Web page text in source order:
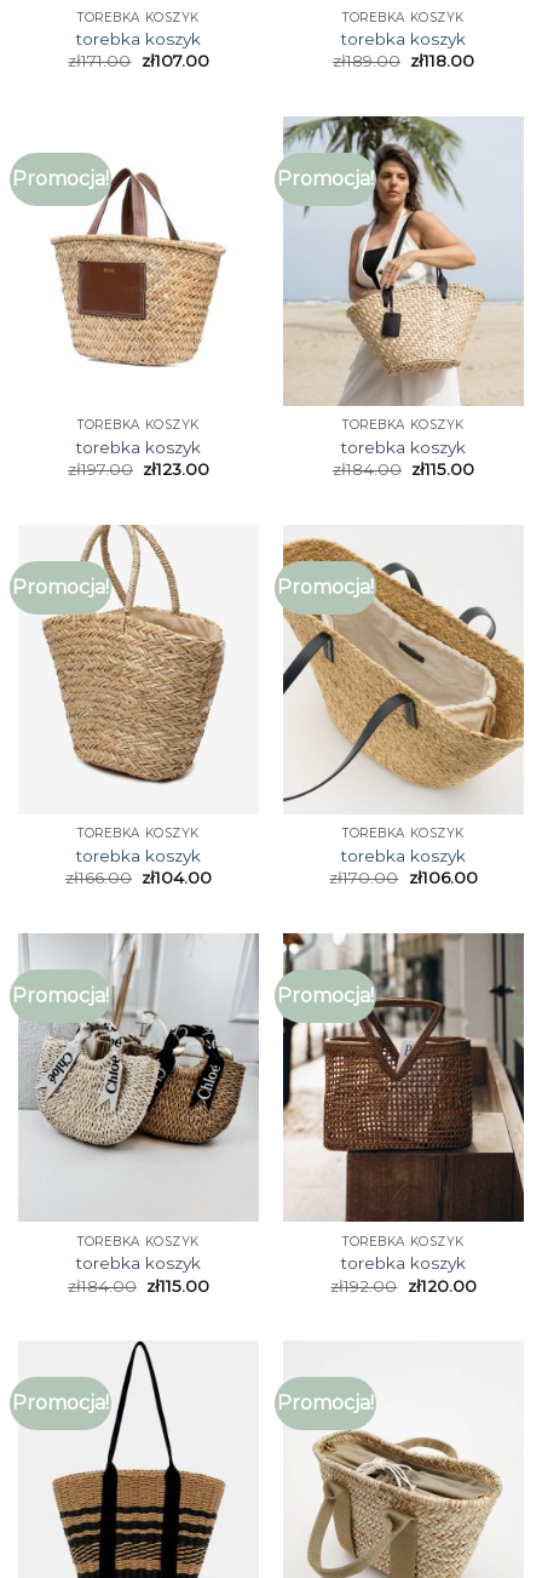
TOREBKA KOSZYK
torebka koszyk
zł171.00 zł107.00
TOREBKA KOSZYK
torebka koszyk
zł189.00 zł118.00
Promocja!
TOREBKA KOSZYK
torebka koszyk
zł197.00 zł123.00
Promocja!
TOREBKA KOSZYK
torebka koszyk
zł184.00 zł115.00
Promocja!
TOREBKA KOSZYK
torebka koszyk
zł166.00 zł104.00
Promocja!
TOREBKA KOSZYK
torebka koszyk
zł170.00 zł106.00
Promocja!
TOREBKA KOSZYK
torebka koszyk
zł184.00 zł115.00
Promocja!
TOREBKA KOSZYK
torebka koszyk
zł192.00 zł120.00
Promocja! Promocja!